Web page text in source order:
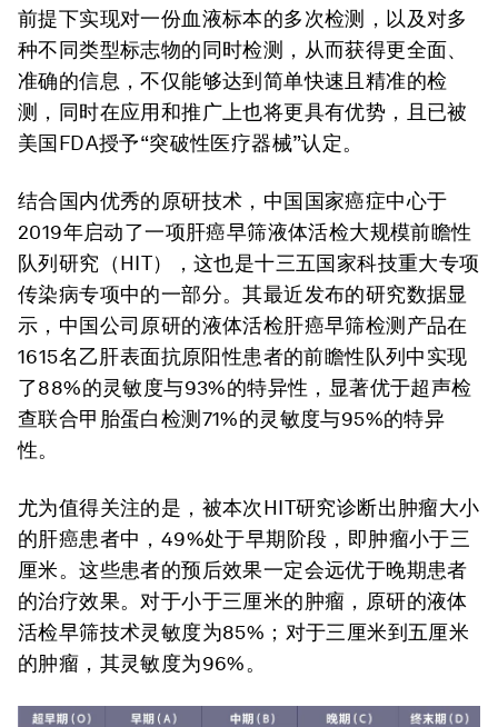
前提下实现对一份血液标本的多次检测，以及对多
种不同类型标志物的同时检测，从而获得更全面、
准确的信息，不仅能够达到简单快速且精准的检
测，同时在应用和推广上也将更具有优势，且已被
美国FDA授予“突破性医疗器械”认定。
结合国内优秀的原研技术，中国国家癌症中心于
2019年启动了一项肝癌早筛液体活检大规模前瞻性
队列研究（HIT），这也是十三五国家科技重大专项
传染病专项中的一部分。其最近发布的研究数据显
示，中国公司原研的液体活检肝癌早筛检测产品在
1615名乙肝表面抗原阳性患者的前瞻性队列中实现
了88%的灵敏度与93%的特异性，显著优于超声检
查联合甲胎蛋白检测71%的灵敏度与95%的特异
性。
尤为值得关注的是，被本次HIT研究诊断出肿瘤大小
的肝癌患者中，49%处于早期阶段，即肿瘤小于三
厘米。这些患者的预后效果一定会远优于晚期患者
的治疗效果。对于小于三厘米的肿瘤，原研的液体
活检早筛技术灵敏度为85%；对于三厘米到五厘米
的肿瘤，其灵敏度为96%。